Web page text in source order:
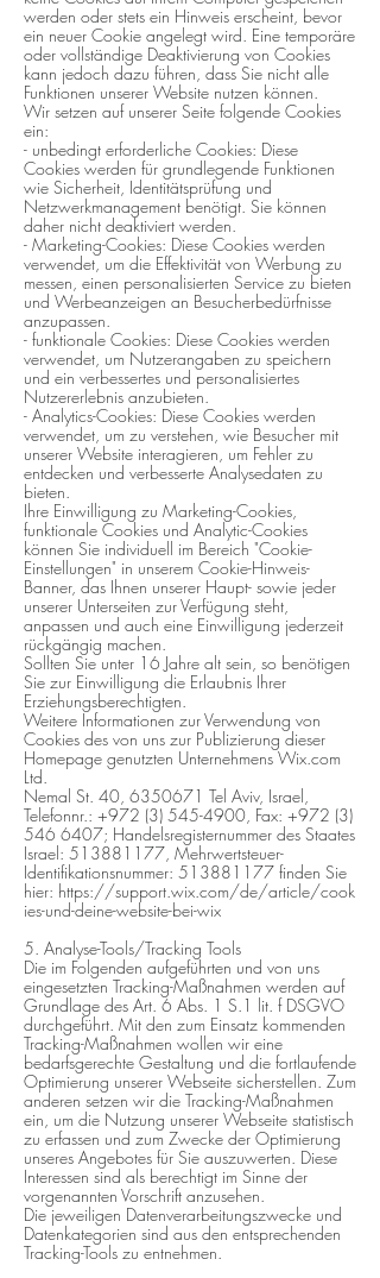
werden oder stets ein Hinweis erscheint, bevor
ein neuer Cookie angelegt wird. Eine temporäre
oder vollständige Deaktivierung von Cookies
kann jedoch dazu führen, dass Sie nicht alle
Funktionen unserer Website nutzen können.
Wir setzen auf unserer Seite folgende Cookies
ein:
- unbedingt erforderliche Cookies: Diese
Cookies werden für grundlegende Funktionen
wie Sicherheit, Identitätsprüfung und
Netzwerkmanagement benötigt. Sie können
daher nicht deaktiviert werden.
- Marketing-Cookies: Diese Cookies werden
verwendet, um die Effektivität von Werbung zu
messen, einen personalisierten Service zu bieten
und Werbeanzeigen an Besucherbedürfnisse
anzupassen.
- funktionale Cookies: Diese Cookies werden
verwendet, um Nutzerangaben zu speichern
und ein verbessertes und personalisiertes
Nutzererlebnis anzubieten.
- Analytics-Cookies: Diese Cookies werden
verwendet, um zu verstehen, wie Besucher mit
unserer Website interagieren, um Fehler zu
entdecken und verbesserte Analysedaten zu
bieten.
Ihre Einwilligung zu Marketing-Cookies,
funktionale Cookies und Analytic-Cookies
können Sie individuell im Bereich "Cookie-
Einstellungen" in unserem Cookie-Hinweis-
Banner, das Ihnen unserer Haupt- sowie jeder
unserer Unterseiten zur Verfügung steht,
anpassen und auch eine Einwilligung jederzeit
rückgängig machen.
Sollten Sie unter 16 Jahre alt sein, so benötigen
Sie zur Einwilligung die Erlaubnis Ihrer
Erziehungsberechtigten.
Weitere Informationen zur Verwendung von
Cookies des von uns zur Publizierung dieser
Homepage genutzten UnternehmensWix.com
Ltd.
Nemal St. 40, 6350671 Tel Aviv, Israel,
Telefonnr.: +972 (3) 545-4900, Fax: +972 (3)
546 6407; Handelsregisternummer des Staates
Israel: 513881177, Mehrwertsteuer-
Identifikationsnummer: 513881177 finden Sie
hier: https://support.wix.com/de/article/cook
ies-und-deine-website-bei-wix
5. Analyse-Tools/Tracking Tools
Die im Folgenden aufgeführten und von uns
eingesetzten Tracking-Maßnahmen werden auf
Grundlage des Art. 6 Abs. 1 S.1 lit. f DSGVO
durchgeführt. Mit den zum Einsatz kommenden
Tracking-Maßnahmen wollen wir eine
bedarfsgerechte Gestaltung und die fortlaufende
Optimierung unserer Webseite sicherstellen. Zum
anderen setzen wir die Tracking-Maßnahmen
ein, um die Nutzung unserer Webseite statistisch
zu erfassen und zum Zwecke der Optimierung
unseres Angebotes für Sie auszuwerten. Diese
Interessen sind als berechtigt im Sinne der
vorgenannten Vorschrift anzusehen.
Die jeweiligen Datenverarbeitungszwecke und
Datenkategorien sind aus den entsprechenden
Tracking-Tools zu entnehmen.